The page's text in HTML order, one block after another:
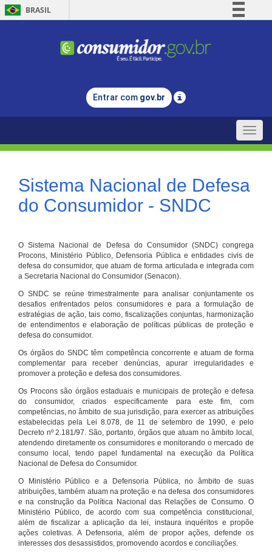
BRASIL
Comunica BR
Legislação
Entrar com gov.br
Toggle
Sistema Nacional de Defesa
do Consumidor - SNDC
O Sistema Nacional de Defesa do Consumidor (SNDC) congrega
Procons, Ministério Público, Defensoria Pública e entidades civis de
defesa do consumidor, que atuam de forma articulada e integrada com
a Secretaria Nacional do Consumidor (Senacon).
O SNDC se reúne trimestralmente para analisar conjuntamente os
desafios enfrentados pelos consumidores e para a formulação de
estratégias de ação, tais como, fiscalizações conjuntas, harmonização
de entendimentos e elaboração de políticas públicas de proteção e
defesa do consumidor.
Os órgãos do SNDC têm competência concorrente e atuam de forma
complementar para receber denúncias, apurar irregularidades e
promover a proteção e defesa dos consumidores.
Os Procons são órgãos estaduais e municipais de proteção e defesa
do consumidor, criados especificamente para este fim, com
competências, no âmbito de sua jurisdição, para exercer as atribuições
estabelecidas pela Lei 8.078, de 11 de setembro de 1990, e pelo
Decreto nº 2.181/97. São, portanto, órgãos que atuam no âmbito local,
atendendo diretamente os consumidores e monitorando o mercado de
consumo local, tendo papel fundamental na execução da Política
Nacional de Defesa do Consumidor.
O Ministério Público e a Defensoria Pública, no âmbito de suas
atribuições, também atuam na proteção e na defesa dos consumidores
e na construção da Política Nacional das Relações de Consumo. O
Ministério Público, de acordo com sua competência constitucional,
além de fiscalizar a aplicação da lei, instaura inquéritos e propõe
ações coletivas. A Defensoria, além de propor ações, defende os
interesses dos desassistidos, promovendo acordos e conciliações.